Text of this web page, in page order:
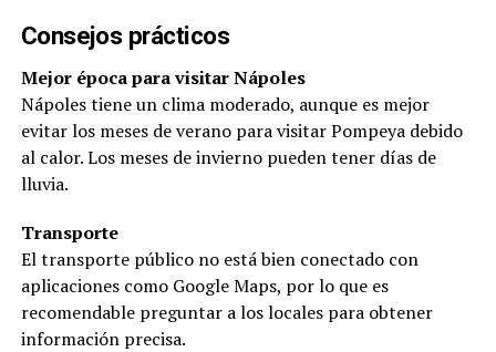
Consejos prácticos
Mejor época para visitar Nápoles
Nápoles tiene un clima moderado, aunque es mejor
evitar los meses de verano para visitar Pompeya debido
al calor. Los meses de invierno pueden tener días de
lluvia.
Transporte
El transporte público no está bien conectado con
aplicaciones como Google Maps, por lo que es
recomendable preguntar a los locales para obtener
información precisa.